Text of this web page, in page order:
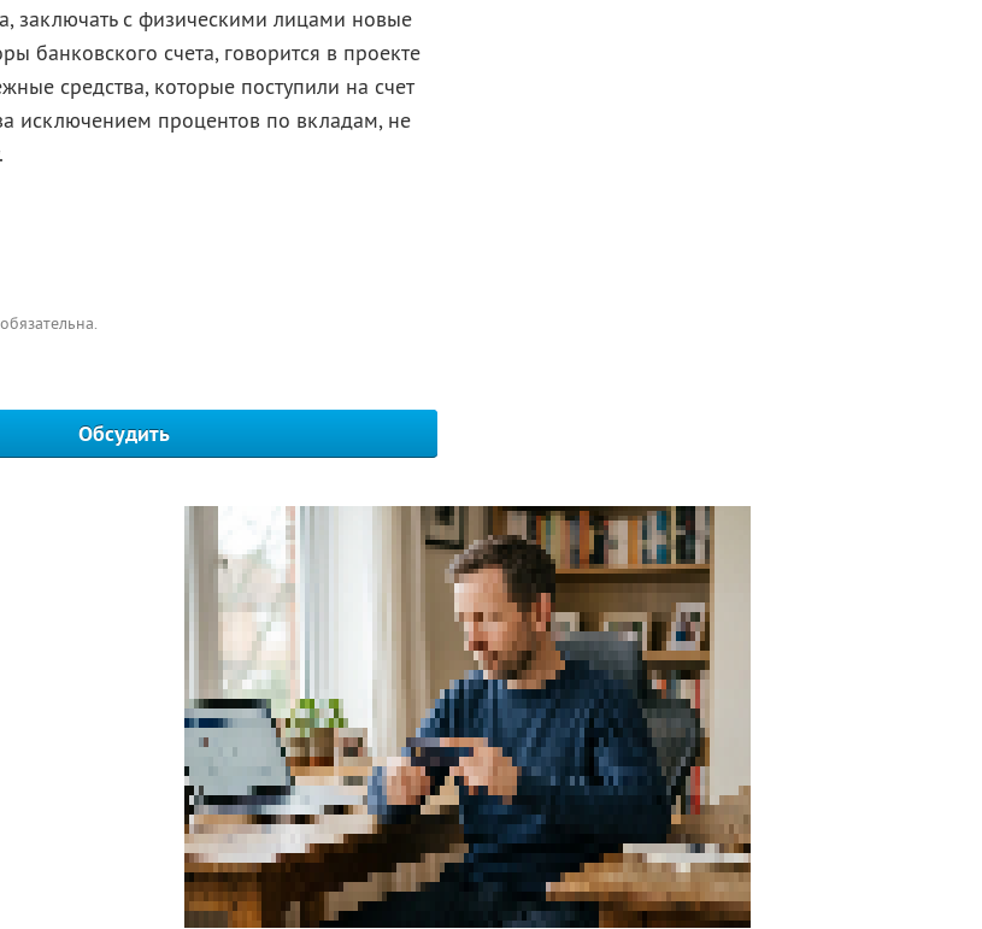
заключать с физическими лицами новые
банковского счета, говорится в проекте
средства, которые поступили на счет
исключением процентов по вкладам, не
обязательна.
Обсудить